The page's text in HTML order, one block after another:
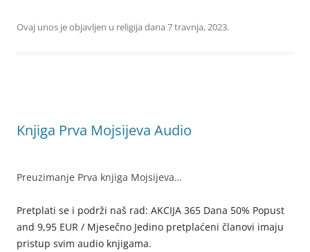
Ovaj unos je objavljen u religija dana 7 travnja, 2023.
Knjiga Prva Mojsijeva Audio
Preuzimanje Prva knjiga Mojsijeva…
Pretplati se i podrži naš rad: AKCIJA 365 Dana 50% Popust
and 9,95 EUR / Mjesečno Jedino pretplaćeni članovi imaju
pristup svim audio knjigama.